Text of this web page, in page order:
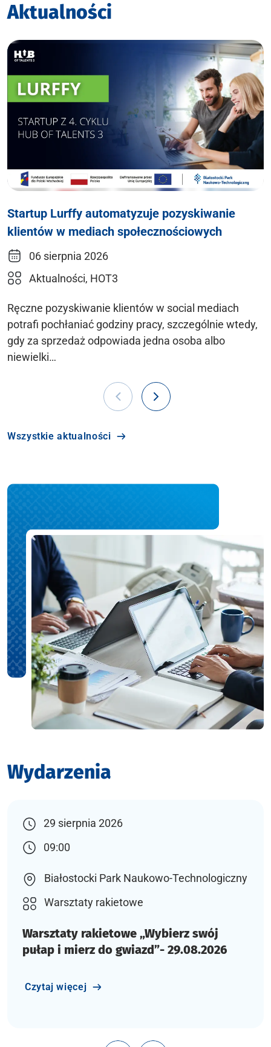
Aktualności
Startup Lurffy automatyzuje pozyskiwanie
klientów w mediach społecznościowych
06 sierpnia 2026
Aktualności, HOT3
Ręczne pozyskiwanie klientów w social mediach
potrafi pochłaniać godziny pracy, szczególnie wtedy,
gdy za sprzedaż odpowiada jedna osoba albo
niewielki…
Wszystkie aktualności
Wydarzenia
29 sierpnia 2026
09:00
Białostocki Park Naukowo-Technologiczny
Warsztaty rakietowe
Warsztaty rakietowe „Wybierz swój
pułap i mierz do gwiazd”- 29.08.2026
Czytaj więcej